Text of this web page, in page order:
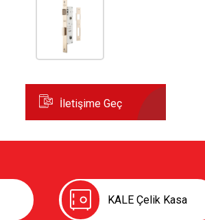
İletişime Geç
KALE Çelik Kasa